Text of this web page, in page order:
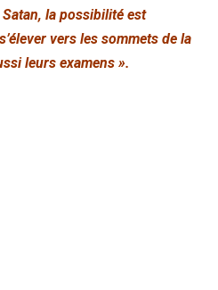
la possibilité est
vers les sommets de la
leurs examens ».